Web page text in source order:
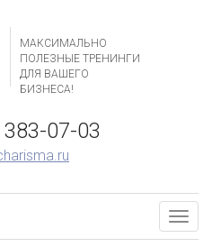
МАКСИМАЛЬНО
ПОЛЕЗНЫЕ ТРЕНИНГИ
ДЛЯ ВАШЕГО
БИЗНЕСА!
07-03